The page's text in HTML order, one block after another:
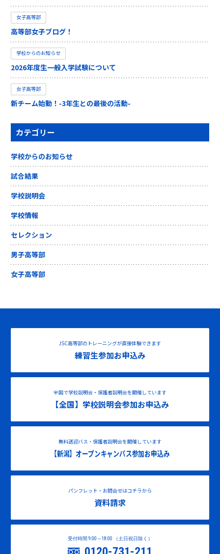
女子高等部
高等部女子ブログ！
学校からのお知らせ
2026年度生一般入学試験について
女子高等部
新チーム始動！-3年生との最後の活動-
カテゴリー
学校からのお知らせ
試合結果
学校説明会
学校情報
セレクション
男子高等部
女子高等部
JSC高等部のトレーニングが直接体験できます
練習生参加お申込み
全国で学校説明会・保護者説明会を開催しています
【全国】学校説明会参加お申込み
無料送迎バス・保護者説明会を開催しています
【新潟】オープンキャンパス参加お申込み
パンフレット・お問合せはコチラから
資料請求
受付時間 9:00～18:00 （土日祝日除く）